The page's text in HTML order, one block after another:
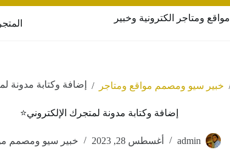
ومتاجر الكترونية وخبير
المتجر
خبير سيو ومصمم مواقع ومتاجر / إضافة وكتابة مدونة
إضافة وكتابة مدونة لمتجرك الإلكتروني⭐️
admin أغسطس 28, 2023 خبير سيو ومصمم